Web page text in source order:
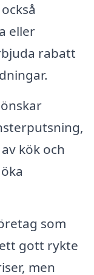
eller
rabatt
kök och
som
gott rykte
men